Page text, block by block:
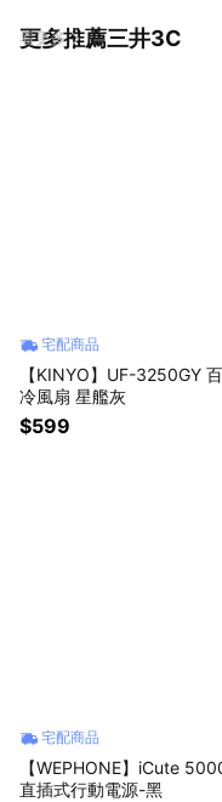
更多推薦三井3C
看更多
宅配商品
【KINYO】UF-3250GY
冷風扇 星艦灰
$599
宅配商品
【WEPHONE】iCute
直插式行動電源-黑